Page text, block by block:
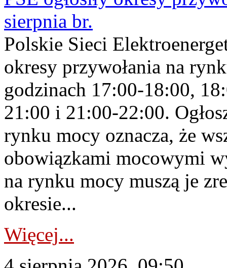
sierpnia br.
Polskie Sieci
okresy przywołania na
godzinach 17:00-18:00,
21:00 i 21:00-22:00.
rynku mocy oznacza, że
obowiązkami mocowymi
na rynku mocy muszą je
okresie...
Więcej...